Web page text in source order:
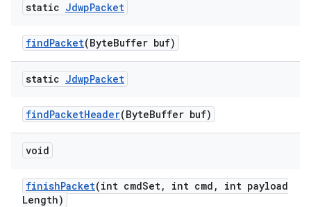
static JdwpPacket
findPacket(ByteBuffer buf)
static JdwpPacket
findPacketHeader(ByteBuffer buf)
void
finishPacket(int cmdSet, int cmd ,
int payload
Length)